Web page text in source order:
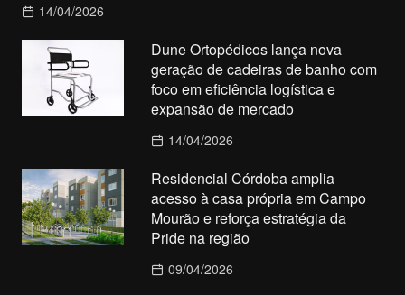
14/04/2026
Dune Ortopédicos lança nova
geração de cadeiras de banho com
foco em eficiência logística e
expansão de mercado
14/04/2026
Residencial Córdoba amplia
acesso à casa própria em Campo
Mourão e reforça estratégia da
Pride na região
09/04/2026